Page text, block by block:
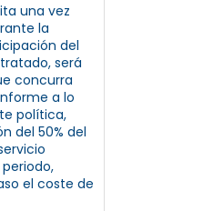
una vez
la
del
será
concurra
a lo
política,
del 50% del
el coste de